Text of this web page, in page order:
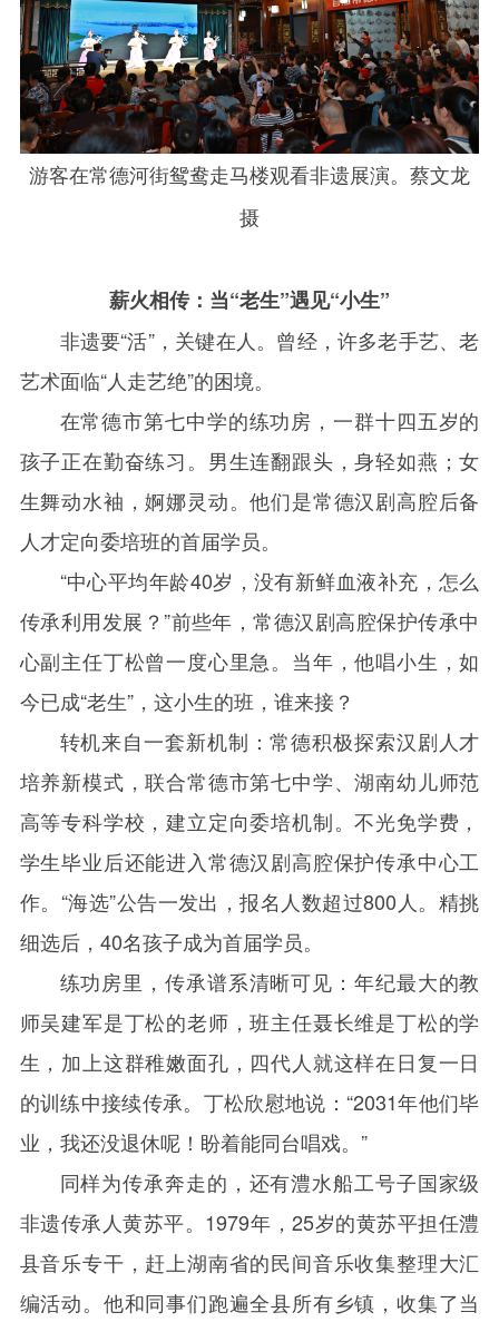
游客在常德河街鸳鸯走马楼观看非遗展演。蔡文龙
摄
薪火相传：当“老生”遇见“小生”
非遗要“活”，关键在人。曾经，许多老手艺、老
艺术面临“人走艺绝”的困境。
在常德市第七中学的练功房，一群十四五岁的
孩子正在勤奋练习。男生连翻跟头，身轻如燕；女
生舞动水袖，婀娜灵动。他们是常德汉剧高腔后备
人才定向委培班的首届学员。
“中心平均年龄40岁，没有新鲜血液补充，怎么
传承利用发展？”前些年，常德汉剧高腔保护传承中
心副主任丁松曾一度心里急。当年，他唱小生，如
今已成“老生”，这小生的班，谁来接？
转机来自一套新机制：常德积极探索汉剧人才
培养新模式，联合常德市第七中学、湖南幼儿师范
高等专科学校，建立定向委培机制。不光免学费，
学生毕业后还能进入常德汉剧高腔保护传承中心工
作。“海选”公告一发出，报名人数超过800 人。精挑
细选后， 40名孩子成为首届学员。
练功房里，传承谱系清晰可见：年纪最大的教
师吴建军是丁松的老师，班主任聂长维是丁松的学
生，加上这群稚嫩面孔，四代人就这样在日复一日
的训练中接续传承。丁松欣慰地说：“2031年他们毕
业，我还没退休呢！盼着能同台唱戏。”
同样为传承奔走的，还有澧水船工号子国家级
非遗传承人黄苏平。 1979年，25岁的黄苏平担任澧
县音乐专干，赶上湖南省的民间音乐收集整理大汇
编活动。他和同事们跑遍全县所有乡镇，收集了当